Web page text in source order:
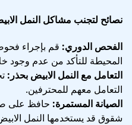
نصائح لتجنب مشاكل النمل
الفحص الدوري: قم بإجراء
المحيطة للتأكد من عدم وجود
التعامل مع النمل الابيض بحذر:
التعامل معهم للمحترفين.
الصيانة المستمرة: حافظ على
شقوق قد يستخدمها النمل الابيض